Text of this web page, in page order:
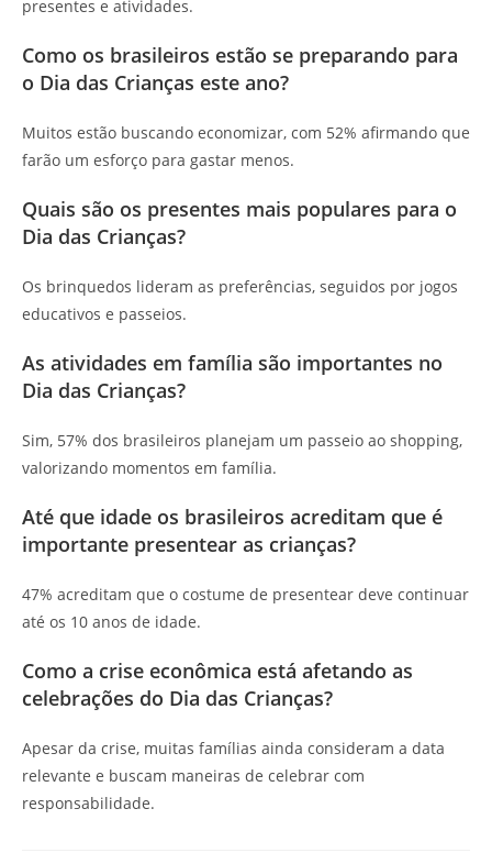
presentes e atividades.
Como os brasileiros estão se preparando para
o Dia das Crianças este ano?
Muitos estão buscando economizar, com 52% afirmando que
farão um esforço para gastar menos.
Quais são os presentes mais populares para o
Dia das Crianças?
Os brinquedos lideram as preferências, seguidos por jogos
educativos e passeios.
As atividades em família são importantes no
Dia das Crianças?
Sim, 57% dos brasileiros planejam um passeio ao shopping,
valorizando momentos em família.
Até que idade os brasileiros acreditam que é
importante presentear as crianças?
47% acreditam que o costume de presentear deve continuar
até os 10 anos de idade.
Como a crise econômica está afetando as
celebrações do Dia das Crianças?
Apesar da crise, muitas famílias ainda consideram a data
relevante e buscam maneiras de celebrar com
responsabilidade.